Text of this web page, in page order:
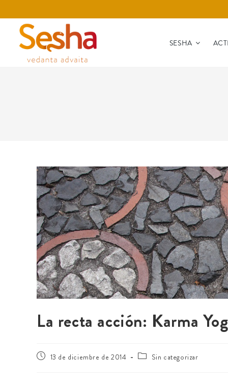
SESHA
La recta acción: Karma
13 de diciembre de 2014 Sin categorizar